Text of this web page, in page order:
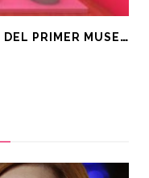
C
REAMILANDIA: ÚLTIMOS DÍAS DEL PRIMER MUSEO DEL HELADO